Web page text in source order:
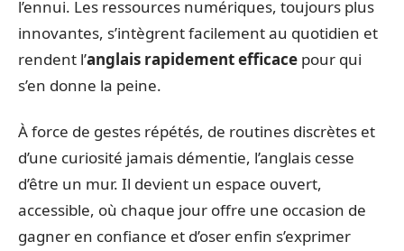
l’ennui. Les ressources numériques, toujours plus
innovantes, s’intègrent facilement au quotidien et
rendent l’anglais rapidement efficace pour qui
s’en donne la peine.
À force de gestes répétés, de routines discrètes et
d’une curiosité jamais démentie, l’anglais cesse
d’être un mur. Il devient un espace ouvert,
accessible, où chaque jour offre une occasion de
gagner en confiance et d’oser enfin s’exprimer